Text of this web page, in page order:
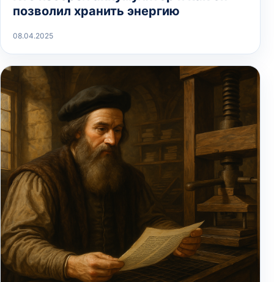
позволил хранить энергию
08.04.2025